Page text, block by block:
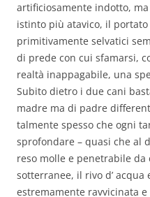
artificiosamente indotto,
istinto più atavico, il
primitivamente selvatici
di prede con cui sfamarsi,
realtà inappagabile, una
Subito dietro i due cani
madre ma di padre
talmente spesso che ogni
sprofondare – quasi che al
reso molle e penetrabile
sotterranee, il rivo d’
estremamente ravvicinata